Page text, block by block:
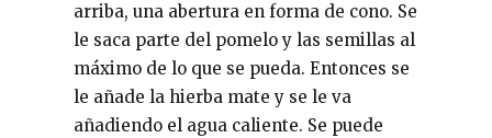
arriba, una abertura en forma de cono. Se
le saca parte del pomelo y las semillas al
máximo de lo que se pueda. Entonces se
le añade la hierba mate y se le va
añadiendo el agua caliente. Se puede